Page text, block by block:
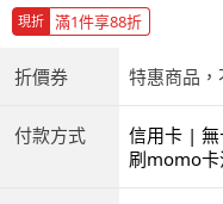
現折 滿1件享88折
折價券 特惠商品
付款方式
信用卡 |
商付款 |
刷momo卡